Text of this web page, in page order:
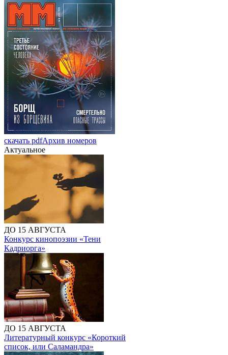
скачать pdfАрхив номеров
Актуальное
ДО 15 АВГУСТА
Конкурс кинопоэзии «Тени
Кадриорга»
ДО 15 АВГУСТА
Литературный конкурс «Короткий
список, или Саламандра»